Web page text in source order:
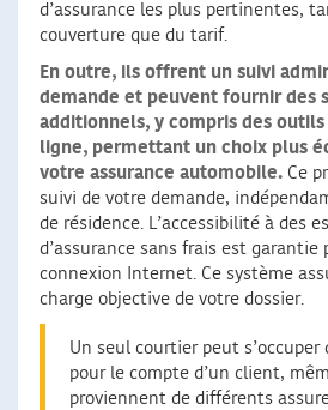
d’assurance les plus pertinentes,
couverture que du tarif.
En outre, ils offrent un suivi
demande et peuvent fournir des
additionnels, y compris des
ligne, permettant un choix plus
votre assurance automobile. Ce
suivi de votre demande,
de résidence. L’accessibilité à des
d’assurance sans frais est garantie
connexion Internet. Ce système
charge objective de votre dossier.
Un seul courtier peut s’occuper
pour le compte d’un client,
proviennent de différents